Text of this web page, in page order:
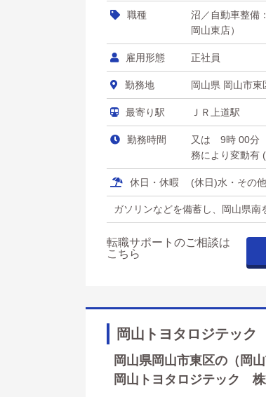
職種
沼／自動車整備
岡山東店）
雇用形態 正社員
勤務地 岡山県 岡山市東
最寄り駅 ＪＲ上道駅
勤務時間
又は 9時 00分
務により変動有
休日・休暇 (休日)水・その
ガソリンなどを備蓄し、岡山県南
転職サポートのご相談は
こちら
岡山トヨタロジテッ
岡山県岡山市東区の（岡
岡山トヨタロジテック